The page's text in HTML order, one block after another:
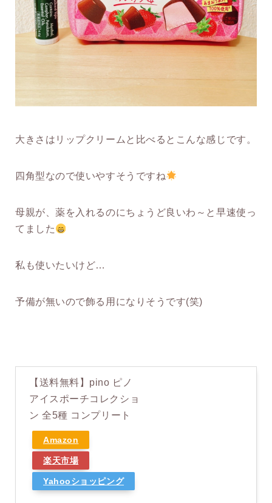
大きさはリップクリームと比べるとこんな感じです。
四角型なので使いやすそうですね
母親が、薬を入れるのにちょうど良いわ～と早速使っ
てました
私も使いたいけど…
予備が無いので飾る用になりそうです(笑)
【送料無料】pino ピノ
アイスポーチコレクショ
ン 全5種 コンプリート
Amazon
楽天市場
Yahooショッピング